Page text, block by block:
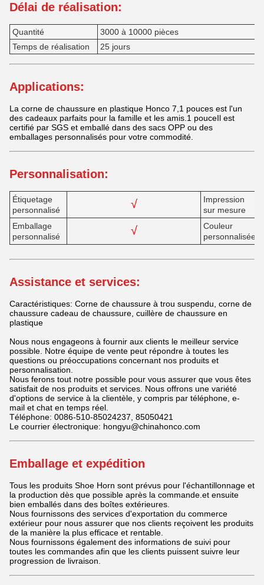
Délai de réalisation:
Quantité
3000 à 10000 pièces
Temps de réalisation
25 jours
Applications:
La corne de chaussure en plastique Honco 7,1 pouces est l'un
des cadeaux parfaits pour la famille et les amis.1 pouceIl est
certifié par SGS et emballé dans des sacs OPP ou des
emballages personnalisés pour votre commodité.
Personnalisation:
Étiquetage
personnalisé
√
Impression
sur mesure
Emballage
personnalisé
√
Couleur
personnalisée
Assistance et services:
Caractéristiques: Corne de chaussure à trou suspendu, corne de
chaussure cadeau de chaussure, cuillère de chaussure en
plastique
Nous nous engageons à fournir aux clients le meilleur service
possible. Notre équipe de vente peut répondre à toutes les
questions ou préoccupations concernant nos produits et
personnalisation.
Nous ferons tout notre possible pour vous assurer que vous êtes
satisfait de nos produits et services. Nous offrons une variété
d'options de service à la clientèle, y compris par téléphone, e-
mail et chat en temps réel.
Téléphone: 0086-510-85024237, 85050421
Le courrier électronique: hongyu@chinahonco.com
Emballage et expédition
Tous les produits Shoe Horn sont prévus pour l'échantillonnage et
la production dès que possible après la commande.et ensuite
bien emballés dans des boîtes extérieures.
Nous fournissons des services d'exportation du commerce
extérieur pour nous assurer que nos clients reçoivent les produits
de la manière la plus efficace et rentable.
Nous fournissons également des informations de suivi pour
toutes les commandes afin que les clients puissent suivre leur
progression de livraison.